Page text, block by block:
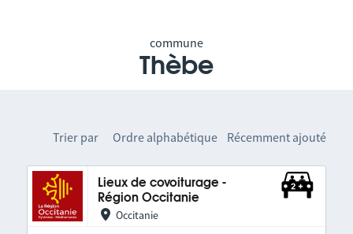
commune
Thèbe
Trier par Ordre alphabétique Récemment ajouté
Lieux de covoiturage -
Région Occitanie
Occitanie